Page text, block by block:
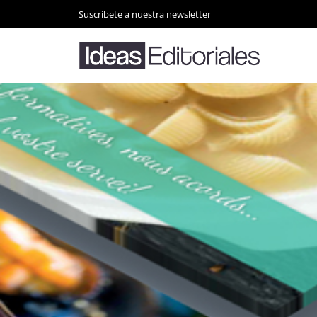
Suscríbete a nuestra newsletter